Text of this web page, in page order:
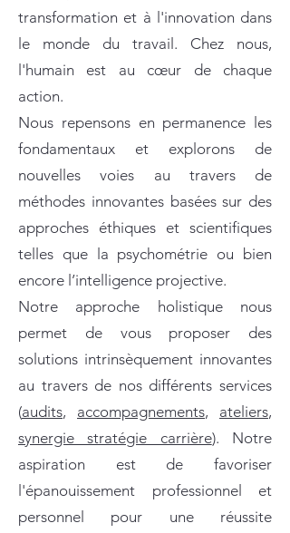
transformation et à l'innovation dans
le monde du travail. Chez nous,
l'humain est au cœur de chaque
action.
Nous repensons en permanence les
fondamentaux et explorons de
nouvelles voies au travers de
méthodes innovantes basées sur des
approches éthiques et scientifiques
telles que la psychométrie ou bien
encore l’intelligence projective.
Notre approche holistique nous
permet de vous proposer des
solutions intrinsèquement innovantes
au travers de nos différents services
(audits, accompagnements, ateliers,
synergie stratégie carrière). Notre
aspiration est de favoriser
l'épanouissement professionnel et
personnel pour une réussite